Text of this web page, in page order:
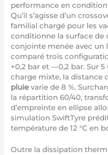
performance en
Qu’il s’agisse d’un
familial chargé pour les
conditionne la surface de
conjointe menée avec un
comparé trois
+0,2 bar et —0,2 bar. Sur
charge mixte, la distance
pluie varie de 8 %.
la répartition 60/40,
d’empreinte en ellipse
simulation SwiftTyre
température de 12 °C en
Outre la dissipation